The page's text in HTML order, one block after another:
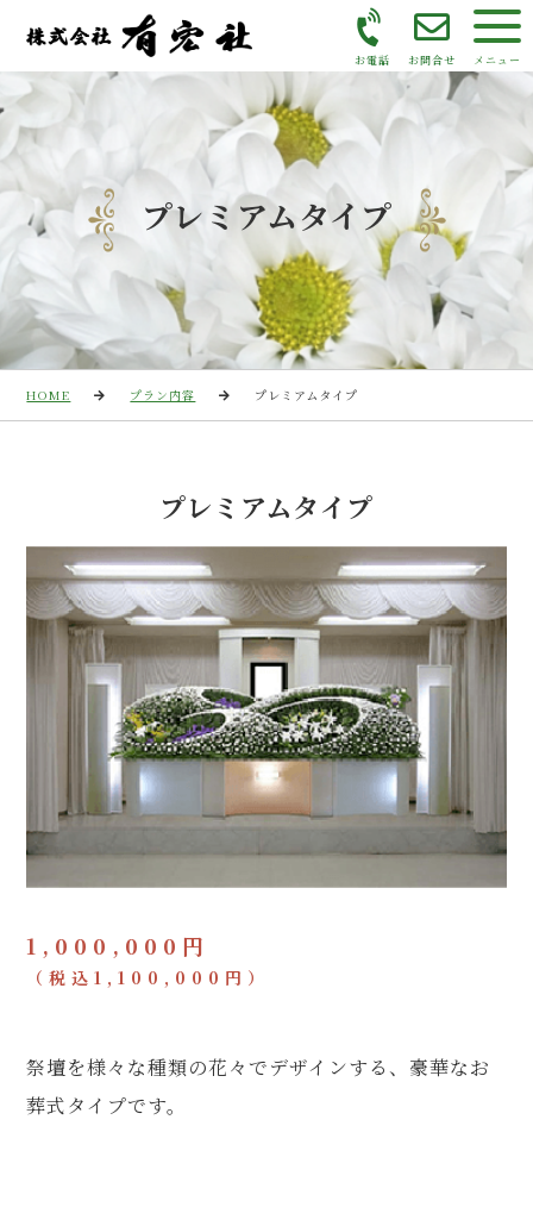
お電話 お問合せ
プレミアムタイプ
HOME プラン内容 プレミアムタイプ
プレミアムタイプ
1,000,000円
（税込1,100,000円）
祭壇を様々な種類の花々でデザインする、豪華なお
葬式タイプです。
メニュー